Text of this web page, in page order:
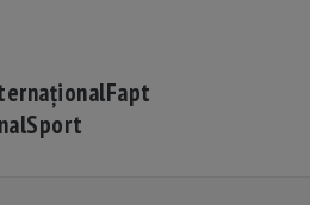
Fapt
Sport